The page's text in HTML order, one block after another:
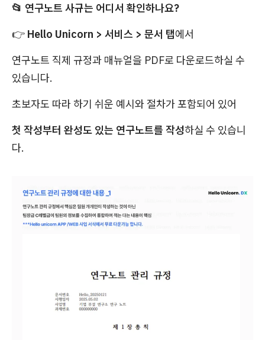
📂 연구노트 사규는 어디서 확인하나요?
👉 Hello Unicorn > 서비스 > 문서 탭에서
연구노트 직제 규정과 매뉴얼을 PDF로 다운로드하실 수
있습니다.
초보자도 따라 하기 쉬운 예시와 절차가 포함되어 있어
첫 작성부터 완성도 있는 연구노트를 작성하실 수 있습니
다.